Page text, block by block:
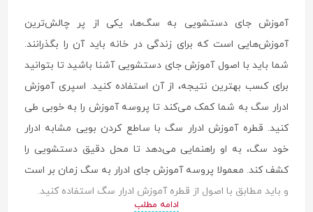
آموزش جای دستشویی به سگ‌ها، یکی از پر چالش‌ترین
آموزش‌هایی است که برای زندگی در خانه باید آن را بگذرانند.
شما باید با اصول آموزش جای دستشویی آشنا باشید تا بتوانید
برای کسب بهترین نتیجه، از آن استفاده کنید. اسپری آموزش
ادرار سگ به شما کمک می‌کند تا پروسه آموزش را به خوبی طی
کنید. قطره آموزش ادرار سگ با ساطع کردن بویی مشابه ادرار
خود سگ، به او راهنمایی می‌دهد تا محل دقیق دستشویی را
کشف کند. معمولا پروسه آموزش جای ادرار به سگ زمان بر است
و باید مطابق با اصول از قطره آموزش ادرار سگ استفاده کنید.
ادامه مطلب